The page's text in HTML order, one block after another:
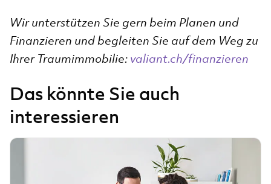
Wir unterstützen Sie gern beim Planen und
Finanzieren und begleiten Sie auf dem Weg zu
Ihrer Traumimmobilie: valiant.ch/finanzieren
Das könnte Sie auch
interessieren